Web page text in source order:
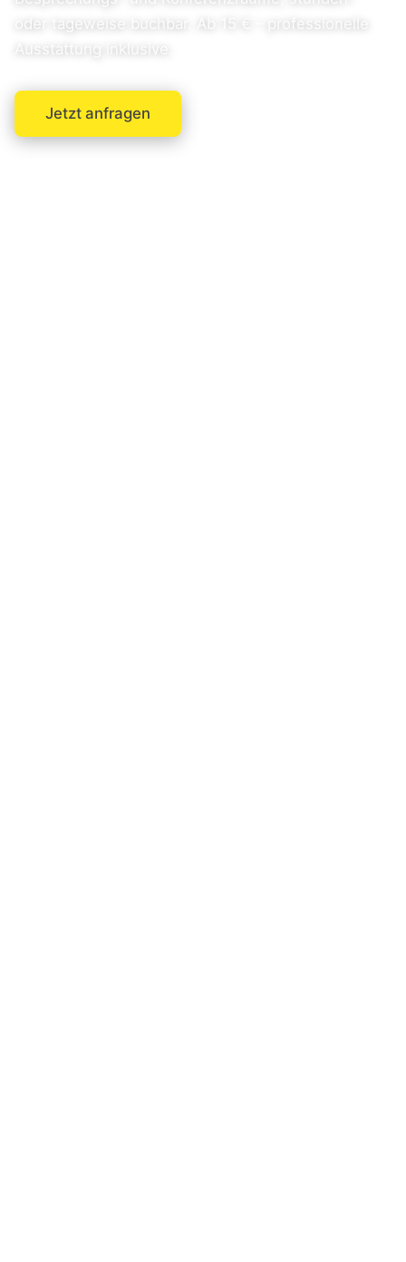
oder tageweise buchbar. Ab 15 € – professionelle
Ausstattung inklusive.
Jetzt anfragen